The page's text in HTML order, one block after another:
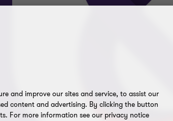
and improve our sites and service, to assist our
content and advertising. By clicking the button
For more information see our privacy notice